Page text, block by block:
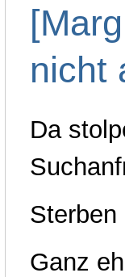
nicht
Da
Sterben
Ganz